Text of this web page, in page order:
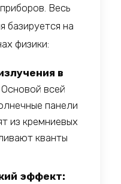
Весь
базируется на
физики:
в
Основой всей
панели
из кремниевых
кванты
эффект: